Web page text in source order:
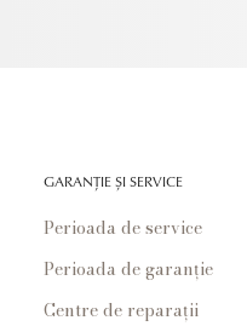
GARANȚIE ȘI SERVICE
Perioada de service
Perioada de garanție
Centre de reparații